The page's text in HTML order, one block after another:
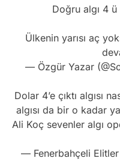
Doğru algı 4
Ülkenin yarısı aç
— Özgür Yazar
Dolar 4’e çıktı algısı
algısı da bir o kadar
Ali Koç sevenler algı
— Fenerbahçeli Elitler